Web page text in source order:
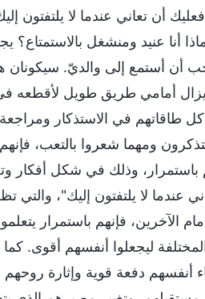
أن تعاني عندما لا يلتفتون
أنا عنيد ومنشغل بالاستمتاع؟
أستمع إلى والديّ. سيكونان
يزال أمامي طريق طويل لأقطعه
طاقاتهم في الاستذكار
ومهما شعروا بالتعب،
باستمرار، وذلك في شكل أفكار
عندما لا يلتفتون إليك"،
فإنهم باستمرار
ليجعلوا أنفسهم أقوى. كما
دفعة قوية وإثارة روحهم